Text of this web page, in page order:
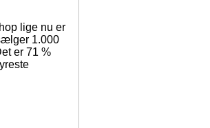
lige nu er
1.000
er 71 %